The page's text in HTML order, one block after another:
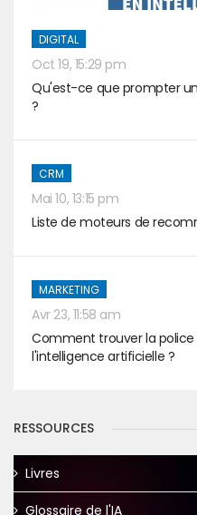
DIGITAL
Oct 19, 15:29 pm
Qu'est-ce que prompter
?
CRM
Mai 10, 13:15 pm
Liste de moteurs de
MARKETING
Avr 23, 11:58 am
Comment trouver la
l'intelligence artificielle ?
RESSOURCES
Livres
Glossaire de l'IA